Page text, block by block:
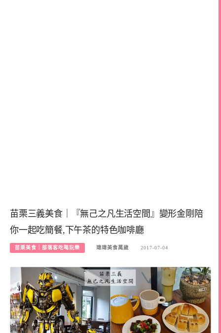
苗栗三義美食｜『無己之凡生活空間』變形金剛陪
你一起吃簡餐,下午茶的特色咖啡廳
苗栗美食｜部落客吃喝玩樂 瑋瑋美食萬歲 2017-07-04